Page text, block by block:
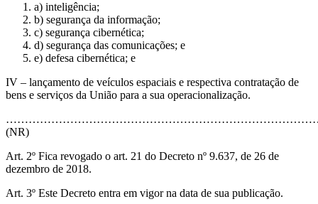
a) inteligência;
b) segurança da informação;
c) segurança cibernética;
d) segurança das comunicações; e
e) defesa cibernética; e
IV – lançamento de veículos espaciais e respectiva contratação de
bens e serviços da União para a sua operacionalização.
(NR)
Art. 2º Fica revogado o art. 21 do Decreto nº 9.637, de 26 de
dezembro de 2018.
Art. 3º Este Decreto entra em vigor na data de sua publicação.